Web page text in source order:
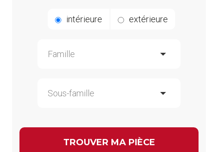
intérieure extérieure